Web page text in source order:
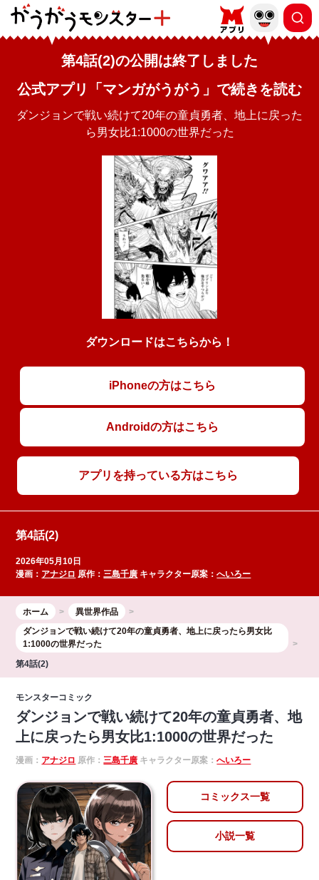
第4話(2)の公開は終了しました
公式アプリ「マンガがうがう」で続きを読む
ダンジョンで戦い続けて20年の童貞勇者、地上に戻った
ら男女比1:1000の世界だった
ダウンロードはこちらから！
iPhoneの方はこちら
Androidの方はこちら
アプリを持っている方はこちら
第4話(2)
2026年05月10日
漫画： アナジロ 原作：三島千廣 キャラクター原案：へいろー
ホーム
異世界作品
ダンジョンで戦い続けて20年の童貞勇者、地上に戻ったら男女比
1:1000の世界だった
第4話(2)
モンスターコミック
ダンジョンで戦い続けて20年の童貞勇者、地
上に戻ったら男女比1:1000の世界だった
漫画： アナジロ 原作：三島千廣 キャラクター原案：へいろー
コミックス一覧
小説一覧